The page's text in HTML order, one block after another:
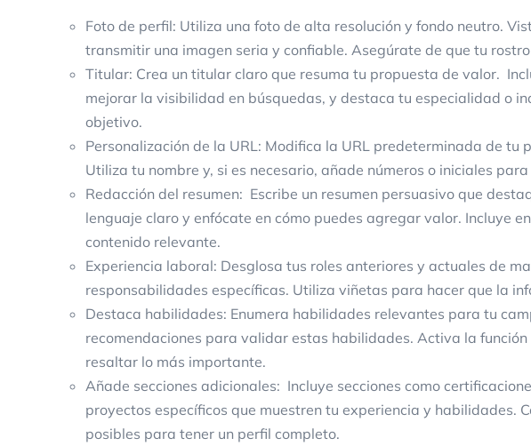
Foto de perfil: Utiliza una foto de alta resolución y fondo neutro.
transmitir una imagen seria y confiable. Asegúrate de que tu
Titular: Crea un titular claro que resuma tu propuesta de valor.
mejorar la visibilidad en búsquedas, y destaca tu especialidad o
objetivo.
Personalización de la URL: Modifica la URL predeterminada de tu
Utiliza tu nombre y, si es necesario, añade números o iniciales
Redacción del resumen: Escribe un resumen persuasivo que
lenguaje claro y enfócate en cómo puedes agregar valor. Incluye
contenido relevante.
Experiencia laboral: Desglosa tus roles anteriores y actuales de
responsabilidades específicas. Utiliza viñetas para hacer que la
Destaca habilidades: Enumera habilidades relevantes para tu
recomendaciones para validar estas habilidades. Activa la
resaltar lo más importante.
Añade secciones adicionales: Incluye secciones como
proyectos específicos que muestren tu experiencia y habilidades.
posibles para tener un perfil completo.